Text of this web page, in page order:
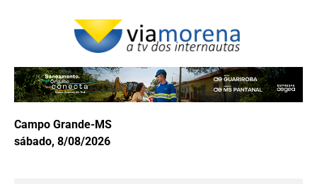
Campo Grande-MS
sábado, 8/08/2026